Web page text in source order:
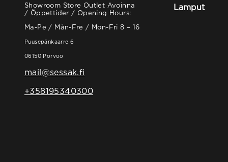
Showroom Store Outlet Avoinna
/ Öppettider / Opening Hours:
Ma-Pe / Mån-Fre / Mon-Fri 8 – 16
Puusepänkaarre 6
06150 Porvoo
mail@sessak.fi
+358195340300
Lamput